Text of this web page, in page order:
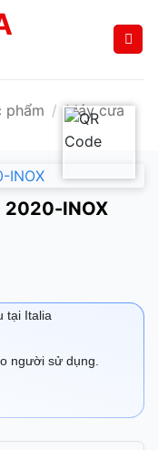
phẩm / Máy cưa
2020-INOX
tại Italia
người sử dụng.